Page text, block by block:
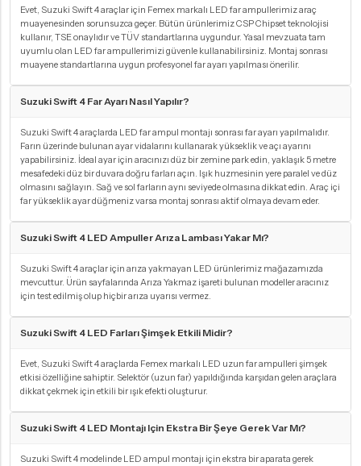
Evet, Suzuki Swift 4 araçlar için Femex markalı LED far ampullerimiz araç
muayenesinden sorunsuzca geçer. Bütün ürünlerimiz CSP Chipset teknolojisi
kullanır, TSE onaylıdır ve TÜV standartlarına uygundur. Yasal mevzuata tam
uyumlu olan LED far ampullerimizi güvenle kullanabilirsiniz. Montaj sonrası
muayene standartlarına uygun profesyonel far ayarı yapılması önerilir.
Suzuki Swift 4 Far Ayarı Nasıl Yapılır?
Suzuki Swift 4 araçlarda LED far ampul montajı sonrası far ayarı yapılmalıdır.
Farın üzerinde bulunan ayar vidalarını kullanarak yükseklik ve açı ayarını
yapabilirsiniz. İdeal ayar için aracınızı düz bir zemine park edin, yaklaşık 5 metre
mesafedeki düz bir duvara doğru farları açın. Işık huzmesinin yere paralel ve düz
olmasını sağlayın. Sağ ve sol farların aynı seviyede olmasına dikkat edin. Araç içi
far yükseklik ayar düğmeniz varsa montaj sonrası aktif olmaya devam eder.
Suzuki Swift 4 LED Ampuller Arıza Lambası Yakar Mı?
Suzuki Swift 4 araçlar için arıza yakmayan LED ürünlerimiz mağazamızda
mevcuttur. Ürün sayfalarında Arıza Yakmaz işareti bulunan modeller aracınız
için test edilmiş olup hiçbir arıza uyarısı vermez.
Suzuki Swift 4 LED Farları Şimşek Etkili Midir?
Evet, Suzuki Swift 4 araçlarda Femex markalı LED uzun far ampulleri şimşek
etkisi özelliğine sahiptir. Selektör (uzun far) yapıldığında karşıdan gelen araçlara
dikkat çekmek için etkili bir ışık efekti oluşturur.
Suzuki Swift 4 LED Montajı Için Ekstra Bir Şeye Gerek Var Mı?
Suzuki Swift 4 modelinde LED ampul montajı için ekstra bir aparata gerek